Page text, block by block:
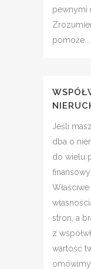
pewnymi
pomoże...
Jeśli
dba o
do wielu
stron, a
z
wartość
omówimy...